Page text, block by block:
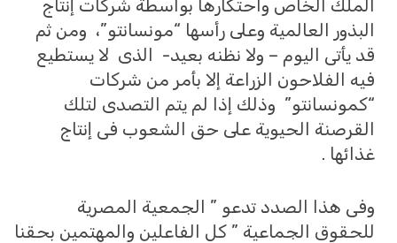
الملك الخاص واحتكارها بواسطة شركات إنتاج
البذور العالمية وعلى رأسها “مونسانتو”، ومن ثم
قد يأتى اليوم – ولا نظنه بعيد- الذى لا يستطيع
فيه الفلاحون الزراعة إلا بأمر من شركات
“كمونسانتو” وذلك إذا لم يتم التصدى لتلك
القرصنة الحيوية على حق الشعوب فى إنتاج
غذائها .
وفى هذا الصدد تدعو ” الجمعية المصرية
للحقوق الجماعية ” كل الفاعلين والمهتمين بحقنا